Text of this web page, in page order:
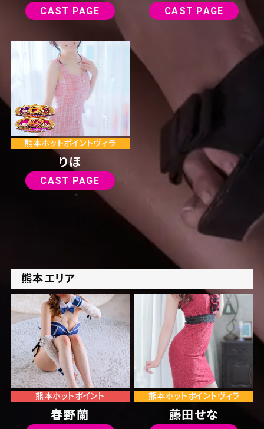
CAST PAGE CAST PAGE
熊本ホットポイントヴィラ
りほ
CAST PAGE
熊本エリア
熊本ホットポイント
春野蘭
熊本ホットポイントヴィラ
藤田せな